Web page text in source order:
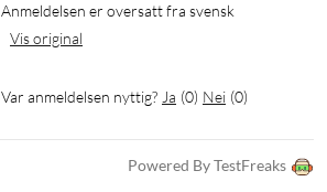
Anmeldelsen er oversatt fra svensk
Vis original
Var anmeldelsen nyttig? Ja (0) Nei (0)
Powered By TestFreaks